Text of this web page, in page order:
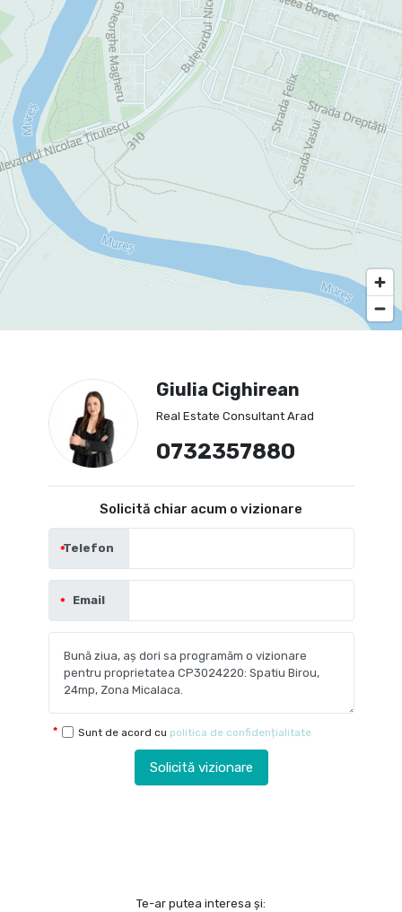
Giulia Cighirean
Real Estate Consultant Arad
0732357880
Solicită chiar acum o vizionare
Telefon
Email
Sunt de acord cu politica de confidențialitate
Solicită vizionare
Te-ar putea interesa și: